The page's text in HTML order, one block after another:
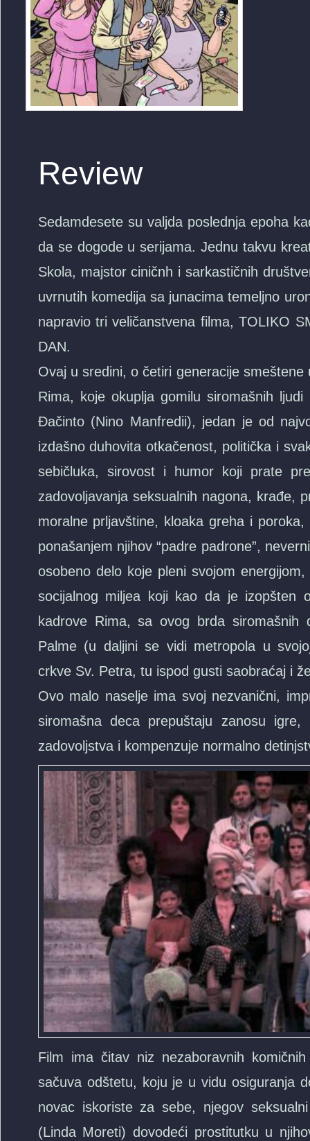
Review
Sedamdesete su valjda poslednja epoha
da se dogode u serijama. Jednu takvu
Skola, majstor ciničnh i sarkastičnih
uvrnutih komedija sa junacima temeljno
napravio tri veličanstvena filma, TOLIKO
DAN.
Ovaj u sredini, o četiri generacije
Rima, koje okuplja gomilu siromašnih
Đačinto (Nino Manfredii), jedan je od
izdašno duhovita otkačenost, politička i
sebičluka, sirovost i humor koji prate
zadovoljavanja seksualnih nagona, krađe,
moralne prljavštine, kloaka greha i
ponašanjem njihov “padre padrone”,
osobeno delo koje pleni svojom
socijalnog miljea koji kao da je izopšten
kadrove Rima, sa ovog brda siromašnih
Palme (u daljini se vidi metropola u
crkve Sv. Petra, tu ispod gusti saobraćaj i
Ovo malo naselje ima svoj nezvanični,
siromašna deca prepuštaju zanosu
zadovoljstva i kompenzuje normalno
Film ima čitav niz nezaboravnih
sačuva odštetu, koju je u vidu osiguranja
novac iskoriste za sebe, njegov
(Linda Moreti) dovodeći prostitutku u